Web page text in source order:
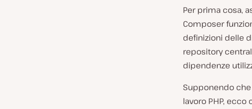
Per prima cosa,
Composer
definizioni delle
repository
dipendenze
Supponendo
lavoro PHP,